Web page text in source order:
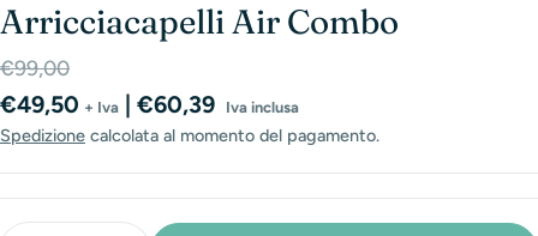
Arricciacapelli Air Combo
Prezzo
di
vendita
Prezzo
normale
€99,00
€49,50 + Iva | €60,39 Iva inclusa
Spedizione calcolata al momento del pagamento.